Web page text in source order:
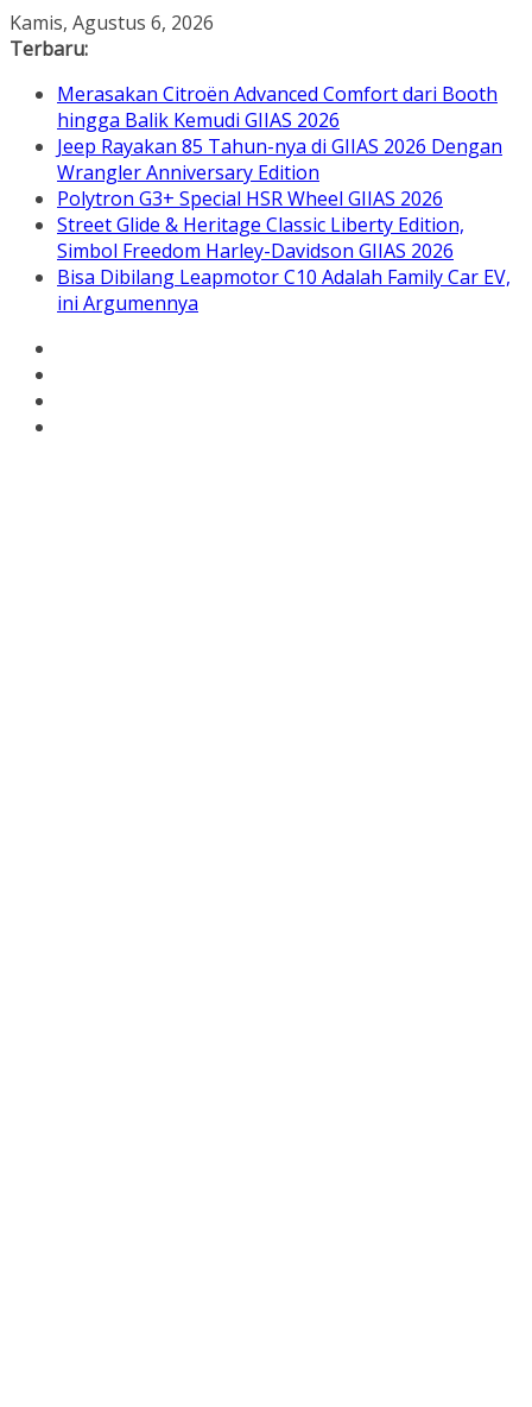
Skip
to
Kamis, Agustus 6, 2026
Terbaru:
Merasakan Citroën Advanced Comfort dari Booth
hingga Balik Kemudi GIIAS 2026
Jeep Rayakan 85 Tahun-nya di GIIAS 2026 Dengan
Wrangler Anniversary Edition
Polytron G3+ Special HSR Wheel GIIAS 2026
Street Glide & Heritage Classic Liberty Edition,
Simbol Freedom Harley-Davidson GIIAS 2026
Bisa Dibilang Leapmotor C10 Adalah Family Car EV,
ini Argumennya